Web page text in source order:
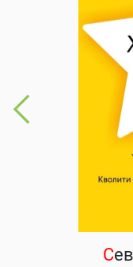
С